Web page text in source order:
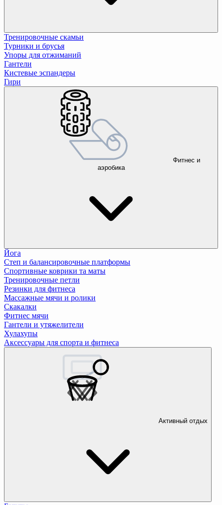
Тренировочные скамьи
Турники и брусья
Упоры для отжиманий
Гантели
Кистевые эспандеры
Гири
Фитнес и
аэробика
Йога
Степ и балансировочные платформы
Спортивные коврики та маты
Тренировочные петли
Резинки для фитнеса
Массажные мячи и ролики
Скакалки
Фитнес мячи
Гантели и утяжелители
Хулахупы
Аксессуары для спорта и фитнеса
Активный отдых